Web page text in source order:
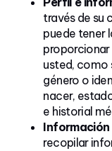
través de su
puede tener
usted, como
género o
nacer,
e historial
recopilar